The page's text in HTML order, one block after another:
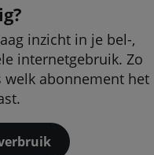
inzicht in je bel-,
internetgebruik. Zo
welk abonnement het